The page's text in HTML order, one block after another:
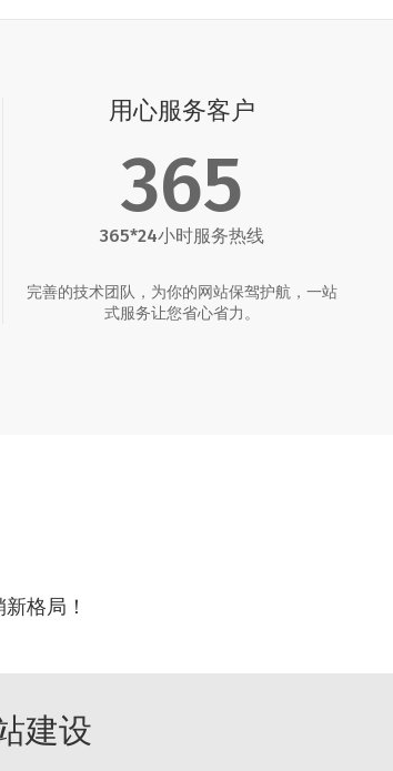
用心服务客户
365
365*24小时服务热线
完善的技术团队，为你的网站保驾护航，一站
式服务让您省心省力。
格局！
建设